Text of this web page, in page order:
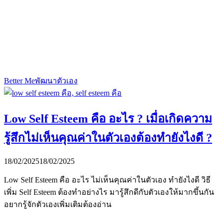
Better Meพัฒนาตัวเอง
Low Self Esteem คือ อะไร ? เมื่อเกิดความ
รู้สึกไม่เห็นคุณค่าในตัวเองต้องทำยังไงดี ?
18/02/202518/02/2025
Low Self Esteem คือ อะไร ไม่เห็นคุณค่าในตัวเอง ทำยังไงดี วิธี
เพิ่ม Self Esteem ต้องทำอย่างไร มารู้สึกดีกับตัวเองให้มากขึ้นกัน
อยากรู้จักตัวเองเพิ่มเติมต้องอ่าน